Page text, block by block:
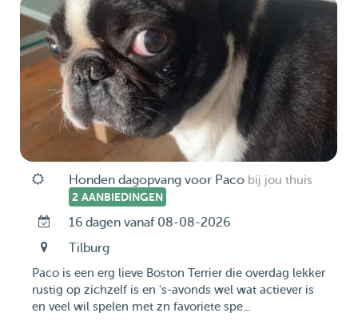
Honden dagopvang voor Paco bij jou thuis
2 AANBIEDINGEN
16 dagen vanaf 08-08-2026
Tilburg
Paco is een erg lieve Boston Terrier die overdag lekker
rustig op zichzelf is en 's-avonds wel wat actiever is
en veel wil spelen met zn favoriete spe...